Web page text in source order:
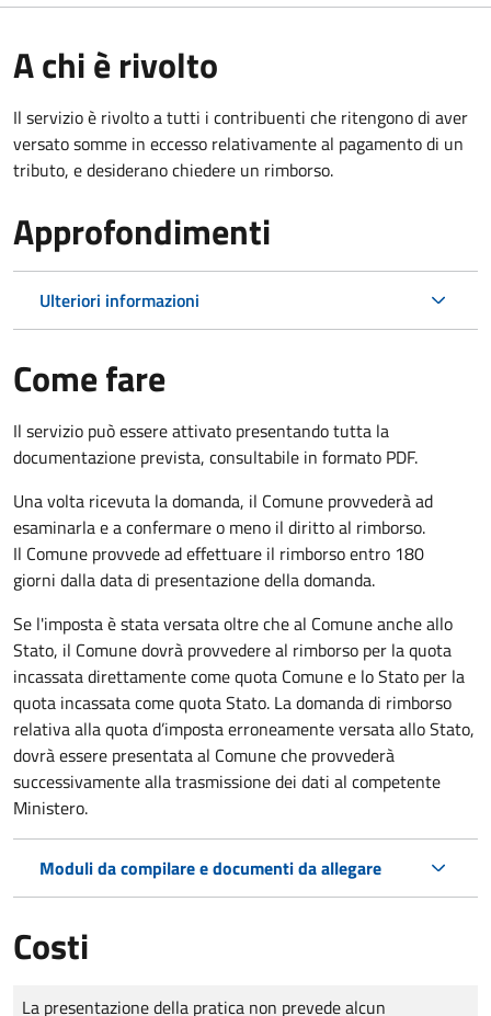
A chi è rivolto
Il servizio è rivolto a tutti i contribuenti che ritengono di aver
versato somme in eccesso relativamente al pagamento di un
tributo, e desiderano chiedere un rimborso.
Approfondimenti
Ulteriori informazioni
Come fare
Il servizio può essere attivato presentando tutta la
documentazione prevista, consultabile in formato PDF.
Una volta ricevuta la domanda, il Comune provvederà ad
esaminarla e a confermare o meno il diritto al rimborso.
Il Comune provvede ad effettuare il rimborso entro 180
giorni dalla data di presentazione della domanda.
Se l'imposta è stata versata oltre che al Comune anche allo
Stato, il Comune dovrà provvedere al rimborso per la quota
incassata direttamente come quota Comune e lo Stato per la
quota incassata come quota Stato. La domanda di rimborso
relativa alla quota d’imposta erroneamente versata allo Stato,
dovrà essere presentata al Comune che provvederà
successivamente alla trasmissione dei dati al competente
Ministero.
Moduli da compilare e documenti da allegare
Costi
Tipo di pagamento
Importo
La presentazione della pratica non prevede alcun